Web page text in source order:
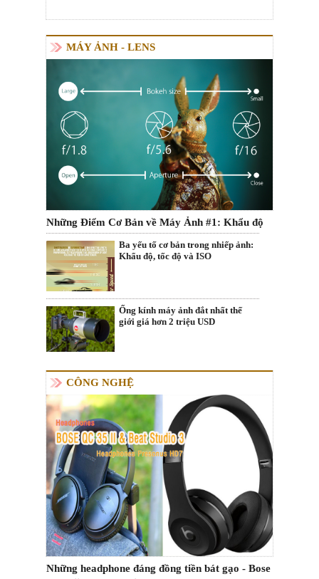
MÁY ẢNH - LENS
Những Điểm Cơ Bản về Máy Ảnh #1: Khẩu độ
Ba yếu tố cơ bản trong nhiếp ảnh:
Khẩu độ, tốc độ và ISO
Ống kính máy ảnh đắt nhất thế
giới giá hơn 2 triệu USD
CÔNG NGHỆ
Những headphone đáng đồng tiền bát gạo - Bose